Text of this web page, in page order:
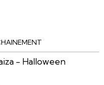
- Halloween